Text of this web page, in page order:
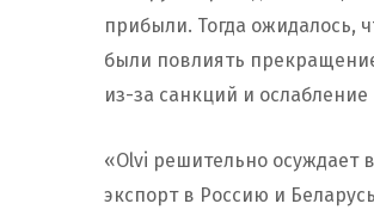
прибыли. Тогда ожидалось,
были повлиять
из-за санкций и ослабление
«Olvi решительно осуждает
экспорт в Россию и